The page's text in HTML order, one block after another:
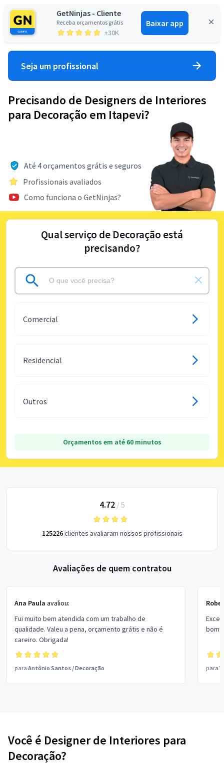
GetNinjas - Cliente
Receba orçamentos grátis
+30K
Baixar app
Entrar
Seja um profissional
Precisando de Designers de Interiores
para Decoração em Itapevi?
Até 4 orçamentos grátis e seguros
Profissionais avaliados
Como funciona o GetNinjas?
Qual serviço de Decoração está
precisando?
Comercial
Residencial
Outros
Orçamentos em até 60 minutos
4.72/ 5
125226clientes avaliaram nossos profissionais
Avaliações de quem contratou
Ana Paula avaliou:
Fui muito bem atendida com um trabalho de
qualidade. Valeu a pena, orçamento grátis e não é
careiro. Obrigada!
para Antônio Santos /Decoração
bom
para
Você é Designer de Interiores para
Decoração?